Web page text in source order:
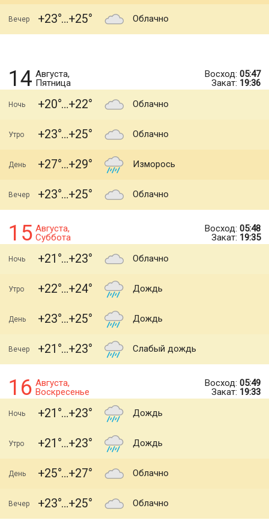
Вечер +23 +25 Облачно
14 Августа,
Пятница
Восход: 05:47
Закат: 19:36
Ночь +20 +22 Облачно
Утро +23 +25 Облачно
День +27 +29 Изморось
Вечер +23 +25 Облачно
15 Августа,
Суббота
Восход: 05:48
Закат: 19:35
Ночь +21 +23 Облачно
Утро +22 +24 Дождь
День +23 +25 Дождь
Вечер +21 +23 Слабый дождь
16 Августа,
Воскресенье
Восход: 05:49
Закат: 19:33
Ночь +21 +23 Дождь
Утро +21 +23 Дождь
День +25 +27 Облачно
Вечер +23 +25 Облачно